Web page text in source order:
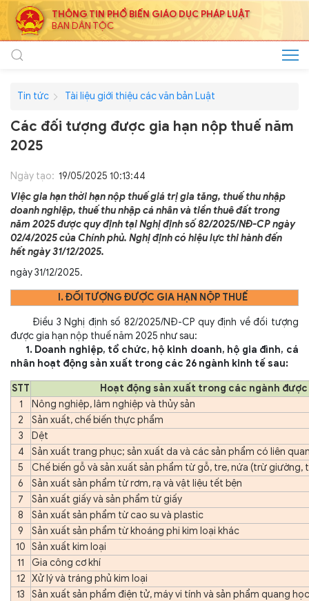
THÔNG TIN PHỔ BIẾN GIÁO DỤC PHÁP LUẬT
BAN DÂN TỘC
Tin tức Tài liệu giới thiệu các văn bản Luật
Các đối tượng được gia hạn nộp thuế năm
2025
Ngày tạo: 19/05/2025 10:13:44
Việc gia hạn thời hạn nộp thuế giá trị gia tăng, thuế thu nhập
doanh nghiệp, thuế thu nhập cá nhân và tiền thuê đất trong
năm 2025 được quy định tại Nghị định số 82/2025/NĐ-CP ngày
02/4/2025 của Chính phủ. Nghị định có hiệu lực thi hành đến
hết ngày 31/12/2025.
ngày 31/12/2025.
I. ĐỐI TƯỢNG ĐƯỢC GIA HẠN NỘP THUẾ
Điều 3 Nghị định số 82/2025/NĐ-CP quy định về đối tượng
được gia hạn nộp thuế năm 2025 như sau:
1. Doanh nghiệp, tổ chức, hộ kinh doanh, hộ gia đình, cá
nhân hoạt động sản xuất trong các 26 ngành kinh tế sau:
STT
Hoạt động sản xuất trong các ngành được
1
Nông nghiệp, lâm nghiệp và thủy sản
2
Sản xuất, chế biến thực phẩm
3
Dệt
4
Sản xuất trang phục; sản xuất da và các sản phẩm có liên
5
Chế biến gỗ và sản xuất sản phẩm từ gỗ, tre, nứa (trừ giường,
6
Sản xuất sản phẩm từ rơm, rạ và vật liệu tết bện
7
Sản xuất giấy và sản phẩm từ giấy
8
Sản xuất sản phẩm từ cao su và plastic
9
Sản xuất sản phẩm từ khoáng phi kim loại khác
10 Sản xuất kim loại
11
Gia công cơ khí
12 Xử lý và tráng phủ kim loại
13
Sản xuất sản phẩm điện tử, máy vi tính và sản phẩm quang học